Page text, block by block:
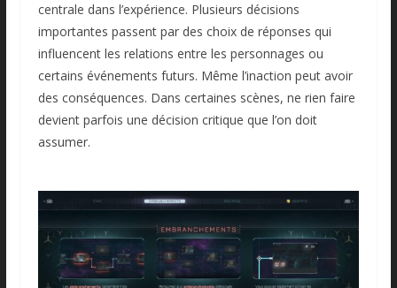
centrale dans l’expérience. Plusieurs décisions
importantes passent par des choix de réponses qui
influencent les relations entre les personnages ou
certains événements futurs. Même l’inaction peut avoir
des conséquences. Dans certaines scènes, ne rien faire
devient parfois une décision critique que l’on doit
assumer.